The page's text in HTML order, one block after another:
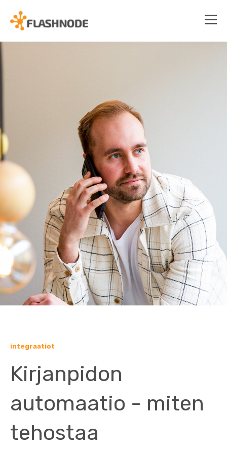
integraatiot
Kirjanpidon
automaatio - miten
tehostaa